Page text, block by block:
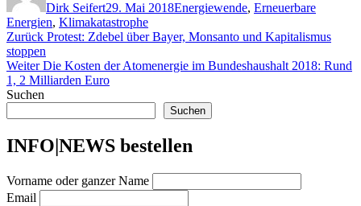
Dirk Seifert29. Mai 2018Energiewende, Erneuerbare
Energien, Klimakatastrophe
Beitragsnavigation
Zurück Vorheriger
Protest: Zdebel über Bayer, Monsanto und Kapitalismus
stoppen
Weiter Nächster
Beitrag:
Die Kosten der Atomenergie im Bundeshaushalt 2018: Rund
1, 2 Milliarden Euro
Suchen
Suchen
INFO|NEWS bestellen
Vorname oder ganzer Name
Email